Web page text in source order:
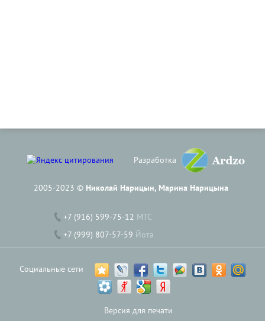
Разработка
2005-2023 © Николай Нарицын, Марина Нарицына
+7 (916) 599-75-12 МТС
+7 (999) 807-57-59 Йота
Социальные сети
Версия для печати